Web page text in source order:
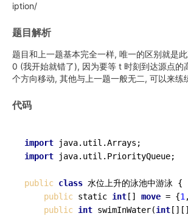
iption/
题目解析
题目和上一题基本完全一样, 唯一的区别就是
0 (我开始就错了), 因为要等 t 时刻到达源点的
个方向移动, 其他与上一题一般无二, 可以来练
代码
import
import java.util.PriorityQueue;
public class 水位上升的泳池中游泳 {
public static int [] move = {1,
public int swimInWater(int